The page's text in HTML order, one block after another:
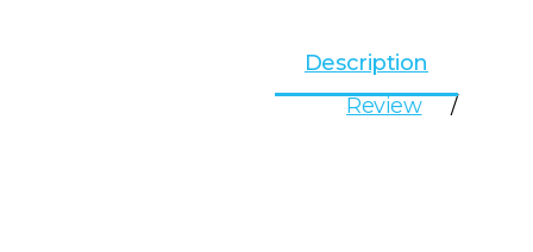
Description
Review